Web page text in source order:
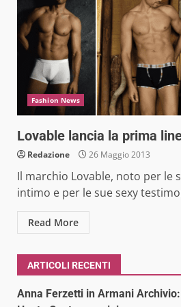
Fashion News
Lovable lancia la prima
Redazione 26 Maggio 2013
Il marchio Lovable, noto per le
intimo e per le sue sexy
Read More
ARTICOLI RECENTI
Anna Ferzetti in Armani